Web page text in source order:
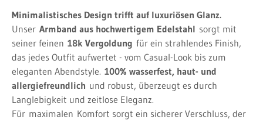
Minimalistisches Design trifft auf luxuriösen Glanz.
Unser Armband aus hochwertigem Edelstahl sorgt mit
seiner feinen 18k Vergoldung für ein strahlendes Finish,
das jedes Outfit aufwertet - vom Casual-Look bis zum
eleganten Abendstyle. 100% wasserfest, haut- und
allergiefreundlich und robust, überzeugt es durch
Langlebigkeit und zeitlose Eleganz.
Für maximalen Komfort sorgt ein sicherer Verschluss, der